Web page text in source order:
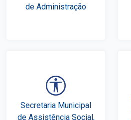
de Administração
Secretaria Municipal
de Assistência Social,